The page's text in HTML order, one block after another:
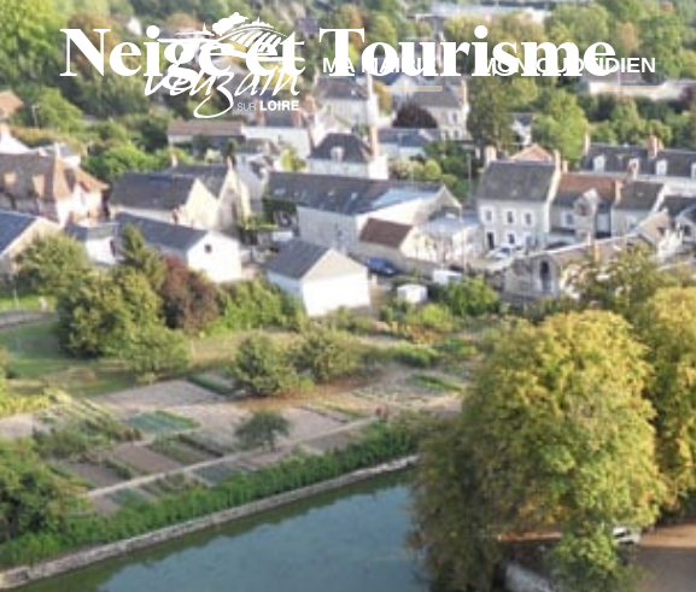
principal
MA MAIRIE MON QUOTIDIEN
Neige et Tourisme